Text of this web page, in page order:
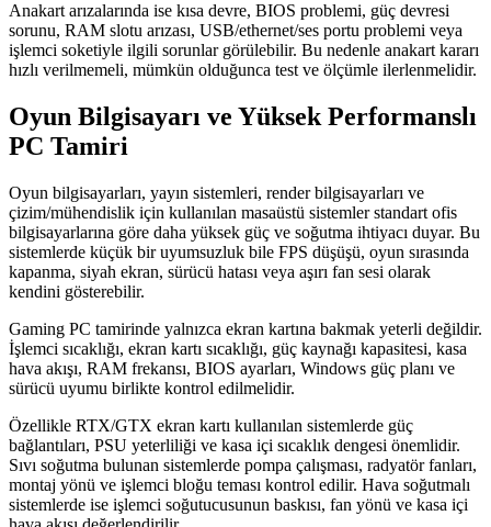
Anakart arızalarında ise kısa devre, BIOS problemi, güç devresi
sorunu, RAM slotu arızası, USB/ethernet/ses portu problemi veya
işlemci soketiyle ilgili sorunlar görülebilir. Bu nedenle anakart kararı
hızlı verilmemeli, mümkün olduğunca test ve ölçümle ilerlenmelidir.
Oyun Bilgisayarı ve Yüksek Performanslı
PC Tamiri
Oyun bilgisayarları, yayın sistemleri, render bilgisayarları ve
çizim/mühendislik için kullanılan masaüstü sistemler standart ofis
bilgisayarlarına göre daha yüksek güç ve soğutma ihtiyacı duyar. Bu
sistemlerde küçük bir uyumsuzluk bile FPS düşüşü, oyun sırasında
kapanma, siyah ekran, sürücü hatası veya aşırı fan sesi olarak
kendini gösterebilir.
Gaming PC tamirinde yalnızca ekran kartına bakmak yeterli değildir.
İşlemci sıcaklığı, ekran kartı sıcaklığı, güç kaynağı kapasitesi, kasa
hava akışı, RAM frekansı, BIOS ayarları, Windows güç planı ve
sürücü uyumu birlikte kontrol edilmelidir.
Özellikle RTX/GTX ekran kartı kullanılan sistemlerde güç
bağlantıları, PSU yeterliliği ve kasa içi sıcaklık dengesi önemlidir.
Sıvı soğutma bulunan sistemlerde pompa çalışması, radyatör fanları,
montaj yönü ve işlemci bloğu teması kontrol edilir. Hava soğutmalı
sistemlerde ise işlemci soğutucusunun baskısı, fan yönü ve kasa içi